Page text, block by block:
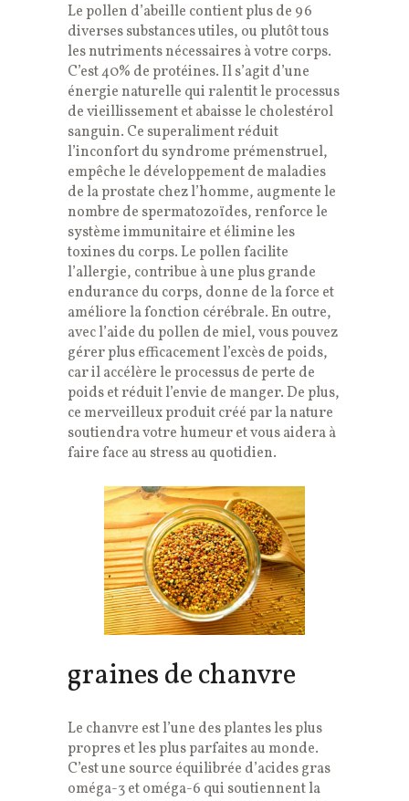
Le pollen d’abeille contient plus de 96
diverses substances utiles, ou plutôt tous
les nutriments nécessaires à votre corps.
C’est 40% de protéines. Il s’agit d’une
énergie naturelle qui ralentit le processus
de vieillissement et abaisse le cholestérol
sanguin. Ce superaliment réduit
l’inconfort du syndrome prémenstruel,
empêche le développement de maladies
de la prostate chez l’homme, augmente le
nombre de spermatozoïdes, renforce le
système immunitaire et élimine les
toxines du corps. Le pollen facilite
l’allergie, contribue à une plus grande
endurance du corps, donne de la force et
améliore la fonction cérébrale. En outre,
avec l’aide du pollen de miel, vous pouvez
gérer plus efficacement l’excès de poids,
car il accélère le processus de perte de
poids et réduit l’envie de manger. De plus,
ce merveilleux produit créé par la nature
soutiendra votre humeur et vous aidera à
faire face au stress au quotidien.
graines de chanvre
Le chanvre est l’une des plantes les plus
propres et les plus parfaites au monde.
C’est une source équilibrée d’acides gras
oméga-3 et oméga-6 qui soutiennent la